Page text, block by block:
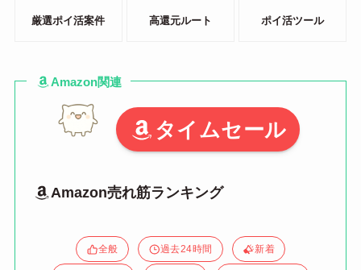
厳選ポイ活案件 高還元ルート ポイ活ツール
Amazon関連
タイムセール
Amazon売れ筋ランキング
全般 過去24時間 新着